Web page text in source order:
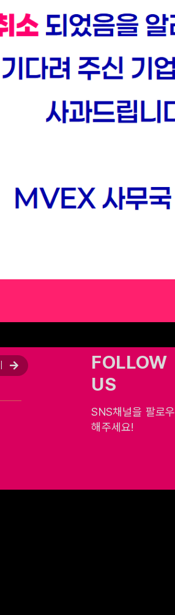
FOLLOW
US
SNS채널을 팔로우
해주세요!